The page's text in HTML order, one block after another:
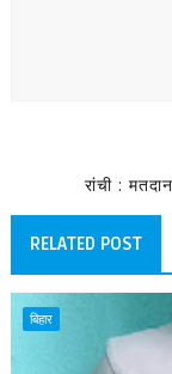
रांची :
RELATED POST
बिहार